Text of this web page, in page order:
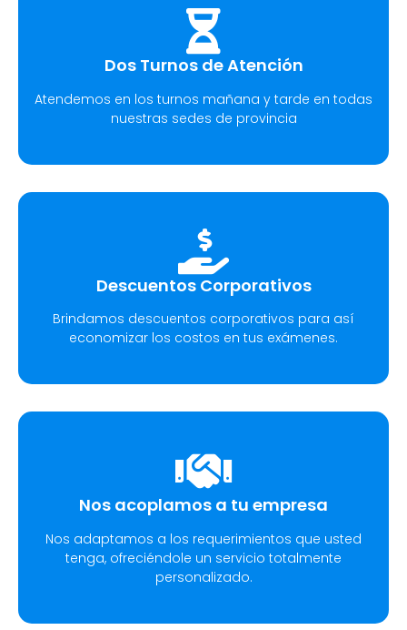
Dos Turnos de Atención
Atendemos en los turnos mañana y tarde en todas
nuestras sedes de provincia
Descuentos Corporativos
Brindamos descuentos corporativos para así
economizar los costos en tus exámenes.
Nos acoplamos a tu empresa
Nos adaptamos a los requerimientos que usted
tenga, ofreciéndole un servicio totalmente
personalizado.